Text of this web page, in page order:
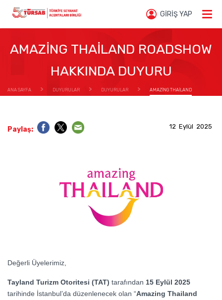
GİRİŞ YAP
AMAZİNG THAİLAND ROADSHOW
HAKKINDA DUYURU
ANA SAYFA DUYURULAR DUYURULAR AMAZİNG THAİLAND
12 Eylül 2025
Paylaş:
Değerli Üyelerimiz,
Tayland Turizm Otoritesi (TAT) tarafından 15 Eylül 2025
tarihinde İstanbul’da düzenlenecek olan “Amazing Thailand